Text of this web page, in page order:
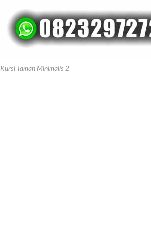
Kursi Taman Minimalis 2